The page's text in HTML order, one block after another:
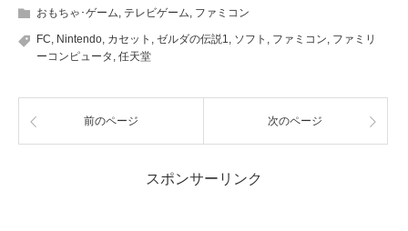
おもちゃ･ゲーム, テレビゲーム, ファミコン
FC, Nintendo, カセット , ゼルダの伝説1, ソフト , ファミコン, ファミリ
ーコンピュータ , 任天堂
前のページ 次のページ
スポンサーリンク